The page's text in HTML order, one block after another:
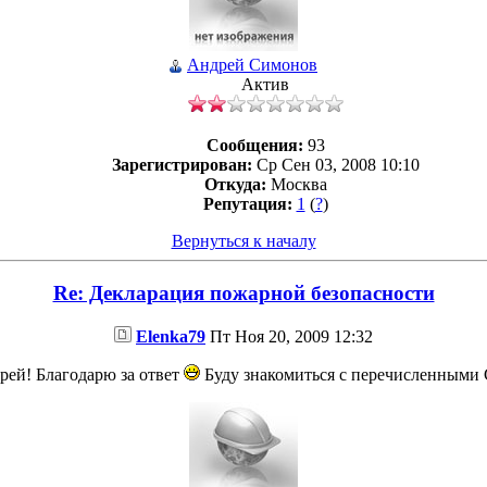
Андрей Симонов
Актив
Сообщения: 93
Зарегистрирован: Ср Сен 03, 2008 10:10
Откуда: Москва
Репутация: 1 (?)
Вернуться к началу
Re: Декларация пожарной безопасности
Elenka79 Пт Ноя 20, 2009 12:32
Благодарю за ответ Буду знакомиться с